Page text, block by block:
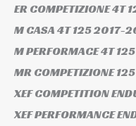
ER COMPETIZIONE 4T
M CASA 4T 1252017-
M PERFORMACE 4T 125
MR COMPETIZIONE 125
XEF COMPETITION
XEF PERFORMANCE